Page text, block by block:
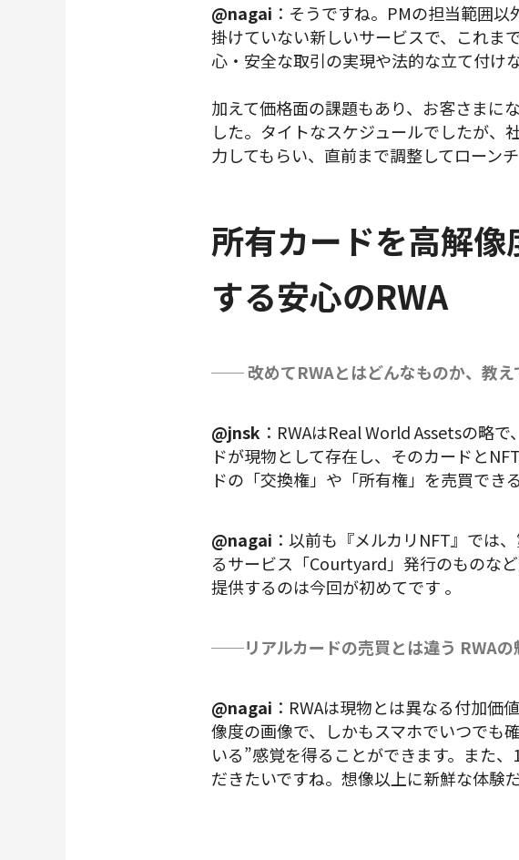
@nagai ：そうですね。PMの担当範囲
掛けていない新しいサービスで、これま
心・安全な取引の実現や法的な立て付け
加えて価格面の課題もあり、お客さまに
した。タイトなスケジュールでしたが、
力してもらい、直前まで調整してローン
所有カードを高解
する安心のRWA
── 改めてRWAとはどんなものか、教え
@jnsk ：RWAはReal World Assetsの略
ドが現物として存在し、そのカードと
ドの「交換権」や「所有権」を売買でき
@nagai ：以前も『メルカリNFT』では
るサービス「Courtyard」発行のものな
提供するのは今回が初めてです 。
──リアルカードの売買とは違う RWAの
@nagai ：RWAは現物とは異なる付加
像度の画像で、しかもスマホでいつでも
いる”感覚を得ることができます。また
だきたいですね。想像以上に新鮮な体験